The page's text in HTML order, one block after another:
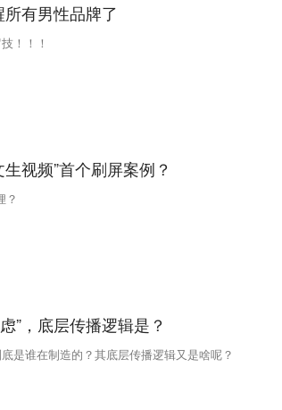
所有男性品牌了
！！！
视频”首个刷屏案例？
？
”，底层传播逻辑是？
是谁在制造的？其底层传播逻辑又是啥呢？